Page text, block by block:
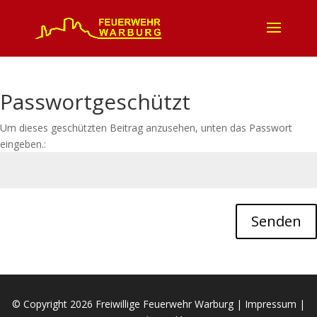
Passwortgeschützt
Um dieses geschützten Beitrag anzusehen, unten das Passwort
eingeben.:
Senden
© Copyright 2026 Freiwillige Feuerwehr Warburg | Impressum |